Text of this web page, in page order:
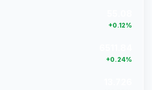
+0.12%
+0.24%